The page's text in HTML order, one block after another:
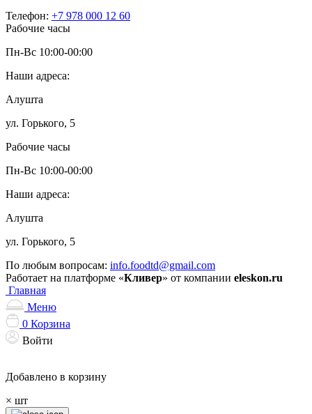
Телефон: +7 978 000 12 60
Рабочие часы
Пн-Вс 10:00-00:00
Наши адреса:
Алушта
ул. Горького, 5
Рабочие часы
Пн-Вс 10:00-00:00
Наши адреса:
Алушта
ул. Горького, 5
По любым вопросам: info.foodtd@gmail.com
Работает на платформе «Кливер» от компании eleskon.ru
Главная
Меню
0 Корзина
Войти
Добавлено в корзину
× шт